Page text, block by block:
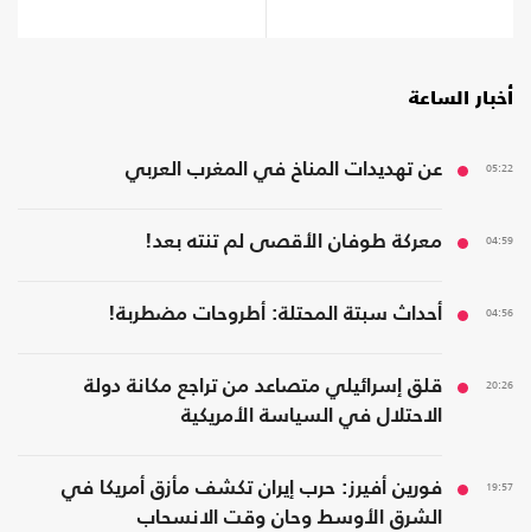
أخبار الساعة
05:22 عن تهديدات المناخ في المغرب العربي
04:59 معركة طوفان الأقصى لم تنته بعد!
04:56 أحداث سبتة المحتلة: أطروحات مضطربة!
20:26
قلق إسرائيلي متصاعد من تراجع مكانة دولة
الاحتلال في السياسة الأمريكية
19:57
فورين أفيرز: حرب إيران تكشف مأزق أمريكا في
الشرق الأوسط وحان وقت الانسحاب